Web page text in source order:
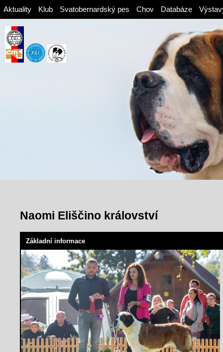
Aktuality Klub Svatobernardský pes Chov Databáze
Naomi Eliščino království
Základní informace